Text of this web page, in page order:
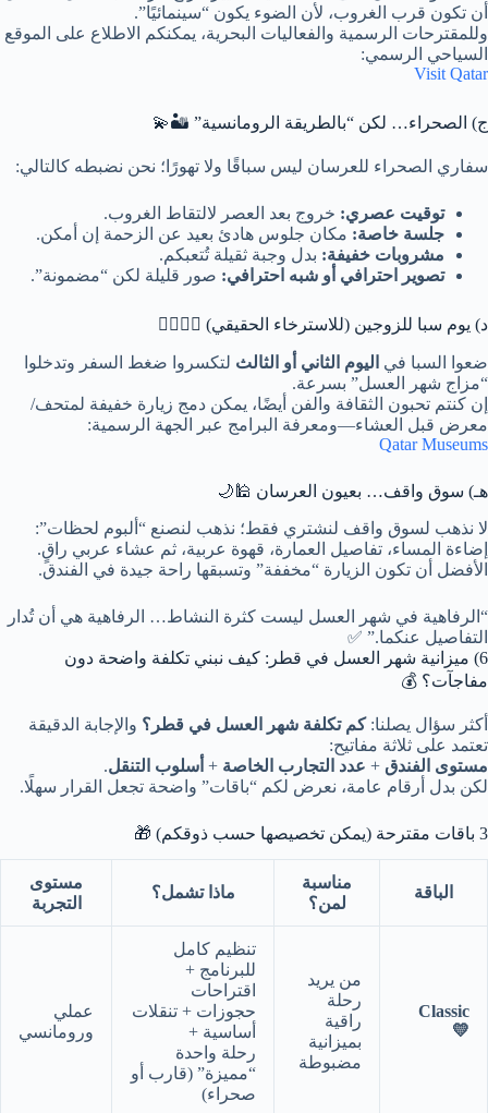
أن تكون قرب الغروب، لأن الضوء يكون “سينمائيًا”.
وللمقترحات الرسمية والفعاليات البحرية، يمكنكم الاطلاع على الموقع
السياحي الرسمي:
Visit Qatar
ج) الصحراء… لكن “بالطريقة الرومانسية” 🏜️💫
سفاري الصحراء للعرسان ليس سباقًا ولا تهورًا؛ نحن نضبطه كالتالي:
توقيت عصري: خروج بعد العصر لالتقاط الغروب.
جلسة خاصة: مكان جلوس هادئ بعيد عن الزحمة إن أمكن.
مشروبات خفيفة: بدل وجبة ثقيلة تُتعبكم.
تصوير احترافي أو شبه احترافي: صور قليلة لكن “مضمونة”.
د) يوم سبا للزوجين (للاسترخاء الحقيقي) 🧖‍♀️🧖‍♂️
ضعوا السبا في اليوم الثاني أو الثالث لتكسروا ضغط السفر وتدخلوا
“مزاج شهر العسل” بسرعة.
إن كنتم تحبون الثقافة والفن أيضًا، يمكن دمج زيارة خفيفة لمتحف/
معرض قبل العشاء—ومعرفة البرامج عبر الجهة الرسمية:
Qatar Museums
هـ) سوق واقف… بعيون العرسان 🕌🌙
لا نذهب لسوق واقف لنشتري فقط؛ نذهب لنصنع “ألبوم لحظات”:
إضاءة المساء، تفاصيل العمارة، قهوة عربية، ثم عشاء عربي راقٍ.
الأفضل أن تكون الزيارة “مخففة” وتسبقها راحة جيدة في الفندق.
“الرفاهية في شهر العسل ليست كثرة النشاط… الرفاهية هي أن تُدار
التفاصيل عنكما.” ✅
6) ميزانية شهر العسل في قطر: كيف نبني تكلفة واضحة دون
مفاجآت؟ 💰
أكثر سؤال يصلنا:كم تكلفة شهر العسل في قطر؟ والإجابة الدقيقة
تعتمد على ثلاثة مفاتيح:
مستوى الفندق + عدد التجارب الخاصة + أسلوب التنقل.
لكن بدل أرقام عامة، نعرض لكم “باقات” واضحة تجعل القرار سهلًا.
3 باقات مقترحة (يمكن تخصيصها حسب ذوقكم) 🎁
الباقة
مناسبة
لمن؟
ماذا تشمل؟
مستوى
التجربة
Classic
💛
من يريد
رحلة
راقية
بميزانية
مضبوطة
تنظيم كامل
للبرنامج +
اقتراحات
حجوزات + تنقلات
أساسية +
رحلة واحدة
“مميزة” (قارب أو
صحراء)
عملي
ورومانسي